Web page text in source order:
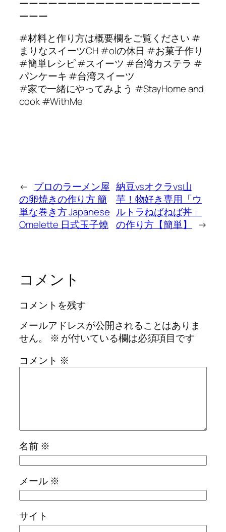
ーーーーーーーーーーーーーーーーーーー
ーーー
#材料と作り方は概要欄をご覧ください #
まりなスイーツCH #olの休日 #お菓子作り
#簡単レシピ #スイーツ #台湾カステラ #
パンケーキ #台湾スイーツ
#家で一緒にやってみよう #StayHome and
cook #WithMe
← プロのラーメン屋
の卵焼きの作り方 簡
単な巻き方 Japanese
Omelette 日式玉子燒
納豆vsオクラvs山
芋！物好き専用「ウ
ルトラねばねば丼」
の作り方【簡単】
→
コメント
コメントを残す
メールアドレスが公開されることはありま
せん。
※ が付いている欄は必須項目です
コメント ※
名前 ※
メール ※
サイト